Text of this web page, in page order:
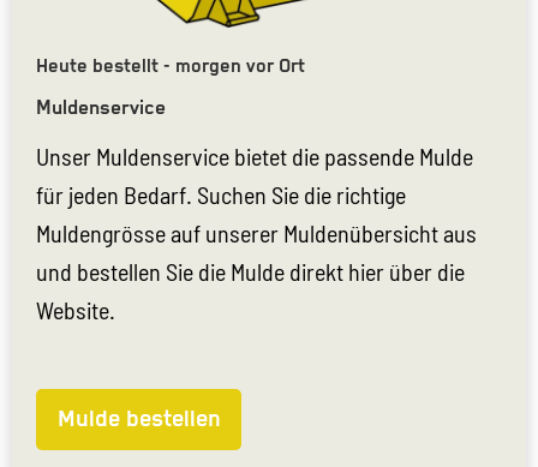
Heute bestellt - morgen vor Ort
Muldenservice
Unser Muldenservice bietet die passende Mulde
für jeden Bedarf. Suchen Sie die richtige
Muldengrösse auf unserer Muldenübersicht aus
und bestellen Sie die Mulde direkt hier über die
Website.
Mulde bestellen